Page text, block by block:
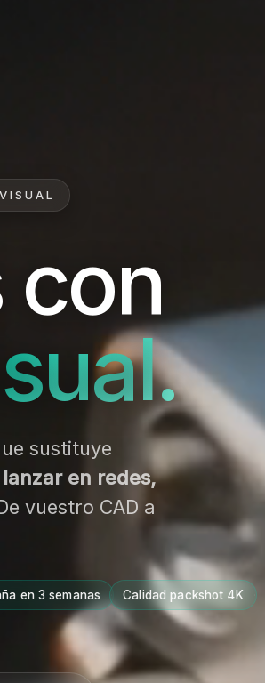
con
sustituye
en redes,
vuestro CAD a
en 3 semanas Calidad packshot 4K